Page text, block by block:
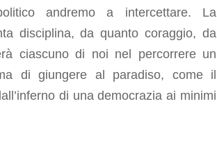
andremo a intercettare. La
disciplina, da quanto coraggio, da
ciascuno di noi nel percorrere un
di giungere al paradiso, come il
di una democrazia ai minimi